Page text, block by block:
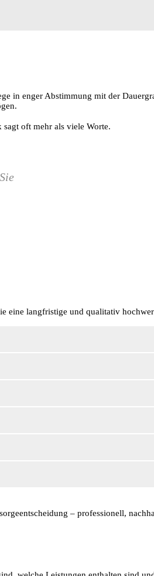
in enger Abstimmung mit der
oft mehr als viele Worte.
eine langfristige und qualitativ
– professionell,